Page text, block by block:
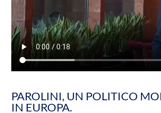
PAROLINI, UN POLITICO
IN EUROPA.